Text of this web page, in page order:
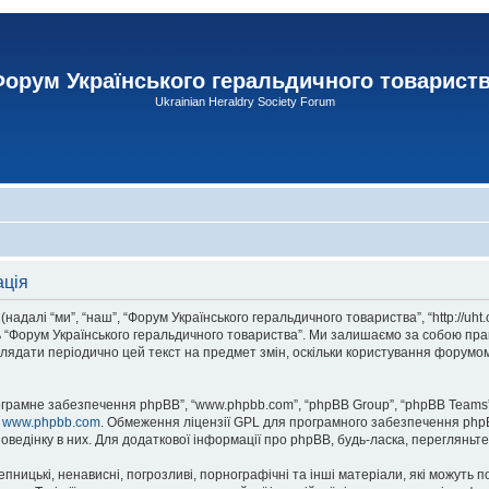
Українського геральдичного
Ukrainian Heraldry Society Forum
“ми”, “наш”, “Форум Українського геральдичного товариства”,
Українського геральдичного товариства”. Ми залишаємо за собою
періодично цей текст на предмет змін, оскільки користування
забезпечення phpBB”, “www.phpbb.com”, “phpBB Group”, “phpBB
www.phpbb.com. Обмеження ліцензії GPL для програмного забезпечення
в них. Для додаткової інформації про phpBB, будь-ласка,
ненависні, погрозливі, порнографічні та інші матеріали, які